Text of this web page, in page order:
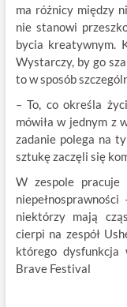
ma różnicy między
nie stanowi
bycia kreatywnym.
Wystarczy, by go
to w sposób
– To, co określa
mówiła w jednym z
zadanie polega na
sztukę zaczęli się
W zespole
niektórzy mają
cierpi na zespół
którego dysfunkcja
Brave Festival